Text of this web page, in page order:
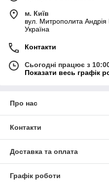
м. Київ
вул. Митрополита Андрія
Україна
Контакти
Сьогодні працює з
Показати весь графік
Про нас
Контакти
Доставка та оплата
Графік роботи